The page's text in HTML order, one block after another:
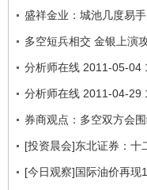
盛祥金业：城池几度易
多空短兵相交 金银上演
分析师在线 2011-05-04
分析师在线 2011-04-29
券商观点：多空双方会
[投资晨会]东北证券：十
[今日观察]国际油价再现